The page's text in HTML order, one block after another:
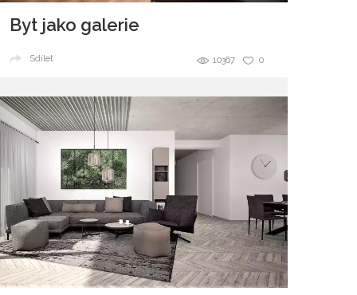
Byt jako galerie
0
10367
Sdílet